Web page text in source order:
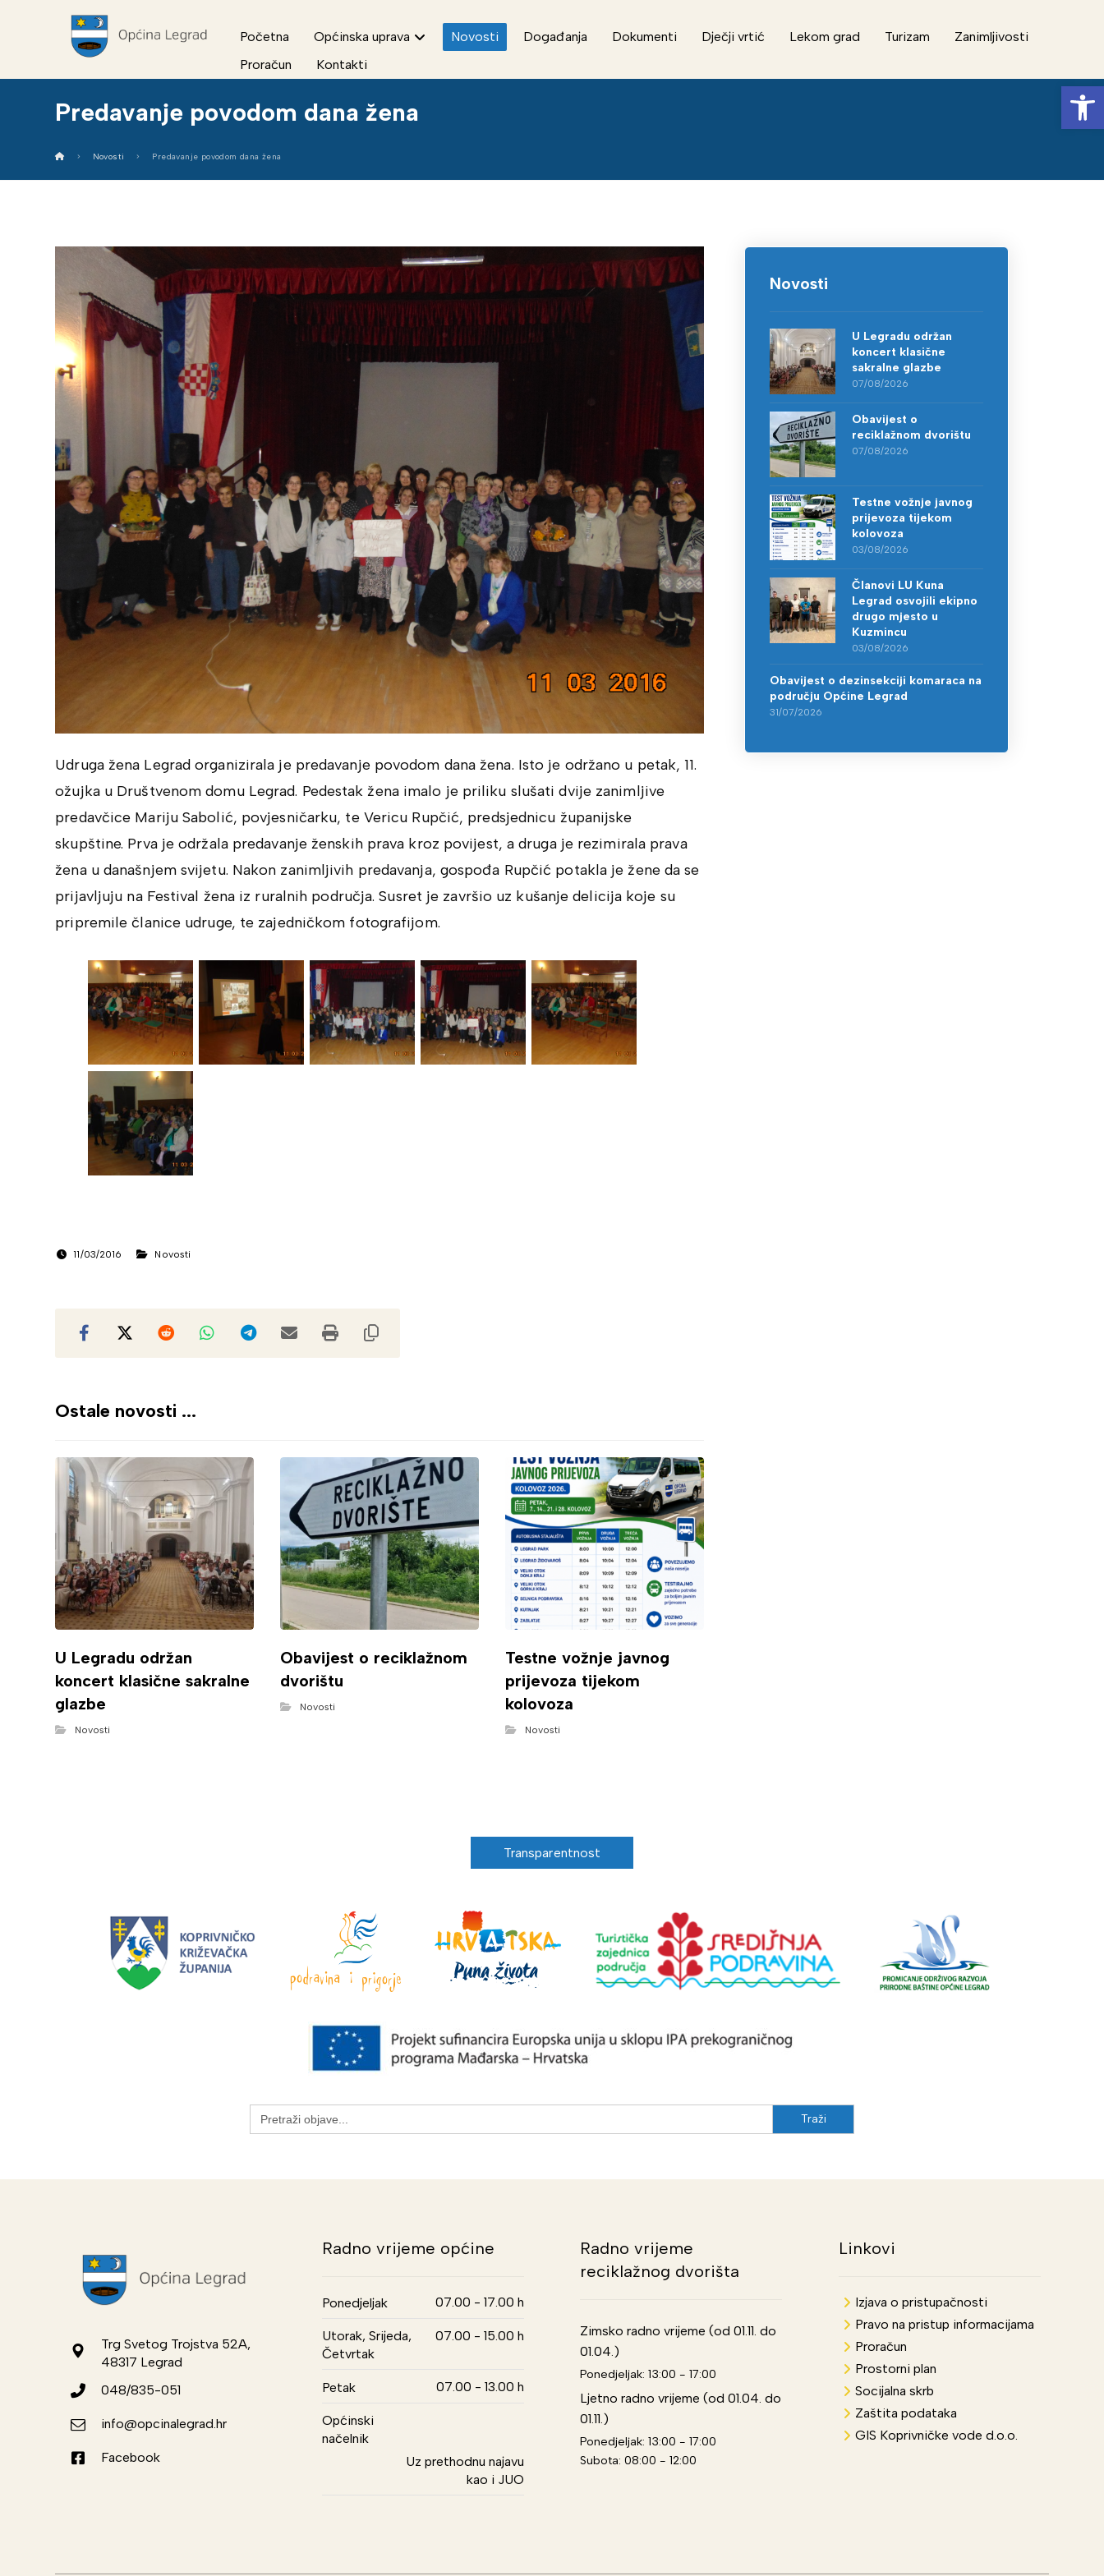
Početna Općinska uprava Novosti Događanja Dokumenti Dječji vrtić Lekom grad Turizam
Zanimljivosti
Proračun
Kontakti
Predavanje povodom dana žena
Novosti Predavanje povodom dana žena
Udruga žena Legrad organizirala je predavanje povodom dana žena. Isto je održano u petak, 11.
ožujka u Društvenom domu Legrad. Pedestak žena imalo je priliku slušati dvije zanimljive
predavčice Mariju Sabolić, povjesničarku, te Vericu Rupčić, predsjednicu županijske
skupštine. Prva je održala predavanje ženskih prava kroz povijest, a druga je rezimirala prava
žena u današnjem svijetu. Nakon zanimljivih predavanja, gospođa Rupčić potakla je žene da se
prijavljuju na Festival žena iz ruralnih područja. Susret je završio uz kušanje delicija koje su
pripremile članice udruge, te zajedničkom fotografijom.
11/03/2016 Novosti
Ostale novosti ...
U Legradu održan
koncert klasične sakralne
glazbe
Novosti
Obavijest o reciklažnom
dvorištu
Novosti
Testne vožnje javnog
prijevoza tijekom
kolovoza
Novosti
Novosti
U Legradu održan
koncert klasične
sakralne glazbe
07/08/2026
Obavijest o
reciklažnom dvorištu
07/08/2026
Testne vožnje javnog
prijevoza tijekom
kolovoza
03/08/2026
Članovi LU Kuna
Legrad osvojili ekipno
drugo mjesto u
Kuzmincu
03/08/2026
Obavijest o dezinsekciji komaraca na
području Općine Legrad
31/07/2026
Transparentnost
Search
for:
Trg Svetog Trojstva 52A,
48317 Legrad
048/835-051
info@opcinalegrad.hr
Facebook
Radno vrijeme općine
Ponedjeljak 07.00 - 17.00 h
Utorak, Srijeda,
Četvrtak
07.00 - 15.00 h
Petak 07.00 - 13.00 h
Općinski
načelnik
Uz prethodnu najavu
kao i JUO
Radno vrijeme
reciklažnog dvorišta
Zimsko radno vrijeme (od 01.11. do
01.04.)
Ponedjeljak: 13:00 - 17:00
Ljetno radno vrijeme (od 01.04. do
01.11.)
Ponedjeljak: 13:00 - 17:00
Subota: 08:00 - 12:00
Linkovi
Izjava o pristupačnosti
Pravo na pristup informacijama
Proračun
Prostorni plan
Socijalna skrb
Zaštita podataka
GIS Koprivničke vode d.o.o.